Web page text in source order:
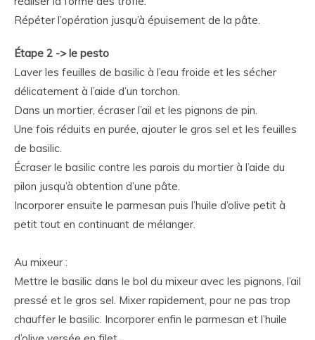
Répéter l’opération jusqu’à épuisement de la pâte.
Étape 2 -> le pesto
Laver les feuilles de basilic à l’eau froide et les sécher
délicatement à l’aide d’un torchon.
Dans un mortier, écraser l’ail et les pignons de pin.
Une fois réduits en purée, ajouter le gros sel et les feuilles
de basilic.
Écraser le basilic contre les parois du mortier à l’aide du
pilon jusqu’à obtention d’une pâte.
Incorporer ensuite le parmesan puis l’huile d’olive petit à
petit tout en continuant de mélanger.
Au mixeur :
Mettre le basilic dans le bol du mixeur avec les pignons, l’ail
pressé et le gros sel. Mixer rapidement, pour ne pas trop
chauffer le basilic. Incorporer enfin le parmesan et l’huile